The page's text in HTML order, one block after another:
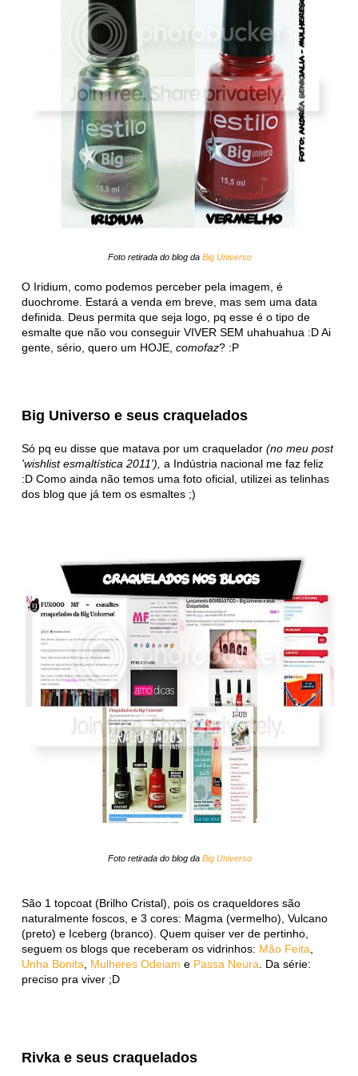
Foto retirada do blog da Big Universo
O Iridium, como podemos perceber pela imagem, é
duochrome. Estará a venda em breve, mas sem uma data
definida. Deus permita que seja logo, pq esse é o tipo de
esmalte que não vou conseguir VIVER SEM uhahuahua :D Ai
gente, sério, quero um HOJE,comofaz? :P
Big Universo e seus craquelados
Só pq eu disse que matava por um craquelador(no meu post
'wishlist esmaltística 2011'), a Indústria nacional me faz feliz
:D Como ainda não temos uma foto oficial, utilizei as telinhas
dos blog que já tem os esmaltes ;)
Foto retirada do blog da Big Universo
São 1 topcoat (Brilho Cristal), pois os craqueldores são
naturalmente foscos, e 3 cores: Magma (vermelho), Vulcano
(preto) e Iceberg (branco). Quem quiser ver de pertinho,
seguem os blogs que receberam os vidrinhos: Mão Feita
Unha Bonita
Mulheres Odeiam e Passa Neura . Da série:
preciso pra viver ;D
Rivka e seus craquelados